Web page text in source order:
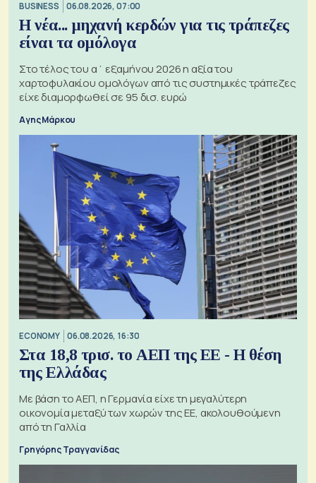
BUSINESS 06.08.2026, 07:00
Η νέα... μηχανή κερδών για τις τράπεζες
είναι τα ομόλογα
Στο τέλος του α΄ εξαμήνου 2026 η αξία του
χαρτοφυλακίου ομολόγων από τις συστημικές τράπεζες
είχε διαμορφωθεί σε 95 δισ. ευρώ
Αγης Μάρκου
ECONOMY 06.08.2026, 16:30
Στα 18,8 τρισ. το ΑΕΠ της ΕΕ - Η θέση
της Ελλάδας
Με βάση το ΑΕΠ, η Γερμανία είχε τη μεγαλύτερη
οικονομία μεταξύ των χωρών της ΕΕ, ακολουθούμενη
από τη Γαλλία
Γρηγόρης Τραγγανίδας